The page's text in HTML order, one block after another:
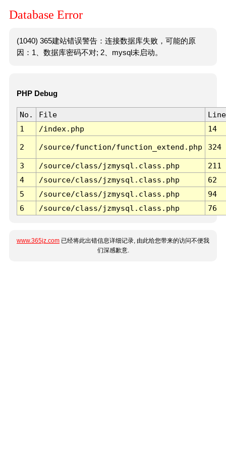
Database Error
(1040) 365建站错误警告：连接数据库失败，可能的原
因：1、数据库密码不对; 2、mysql未启动。
PHP Debug
No. File
Line
1
/index.php 14
2 /source/function/function_extend.php 324
3 /source/class/jzmysql.class.php
211
4
/source/class/jzmysql.class.php
62
5
/source/class/jzmysql.class.php
94
6
/source/class/jzmysql.class.php 76
www.365jz.com 已经将此出错信息详细记录, 由此给您带来的访问不便我
们深感歉意.